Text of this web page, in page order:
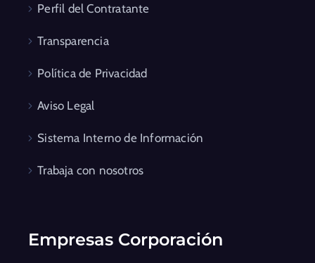
Perfil del Contratante
Transparencia
Política de Privacidad
Aviso Legal
Sistema Interno de Información
Trabaja con nosotros
Empresas Corporación